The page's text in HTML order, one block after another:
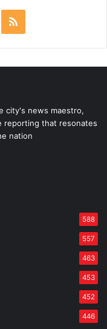
RSS
city's news maestro,
reporting that resonates
nation
588
557
463
453
452
446